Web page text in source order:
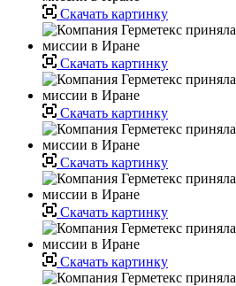
Скачать картинку
Скачать картинку
Скачать картинку
Скачать картинку
Скачать картинку
Скачать картинку